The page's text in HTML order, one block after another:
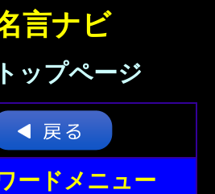
言ナビ
ップページ
ードメニュー